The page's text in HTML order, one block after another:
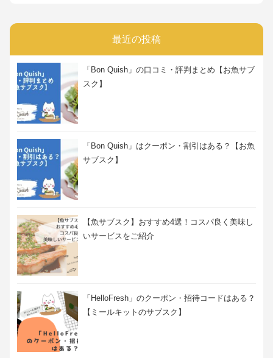
最近の投稿
「Bon Quish」の口コミ・評判まとめ【お魚サブ
スク】
「Bon Quish」はクーポン・割引はある？【お魚
サブスク】
【魚サブスク】おすすめ4選！コスパ良く美味し
いサービスをご紹介
「HelloFresh」のクーポン・招待コードはある？
【ミールキットのサブスク】